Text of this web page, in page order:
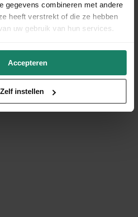
gegevens combineren met andere
heeft verstrekt of die ze hebben
uw gebruik van hun services.
Accepteren
Zelf instellen